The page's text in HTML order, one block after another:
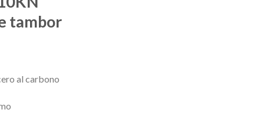
tambor
al carbono